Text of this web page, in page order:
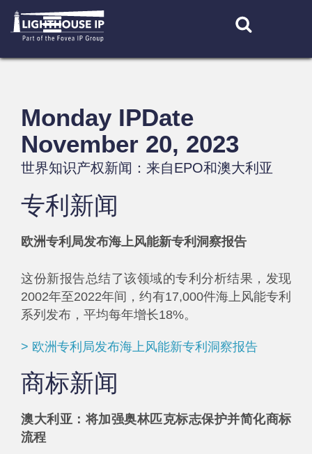
content
Monday IPDate
November 20, 2023
世界知识产权新闻：来自EPO和澳大利亚
专利新闻
欧洲专利局发布海上风能新专利洞察报告
这份新报告总结了该领域的专利分析结果，发现
2002年至2022年间，约有17,000件海上风能专利
系列发布，平均每年增长18%。
> 欧洲专利局发布海上风能新专利洞察报告
商标新闻
澳大利亚：将加强奥林匹克标志保护并简化商标
流程